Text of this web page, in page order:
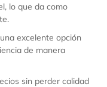
lo que da como
excelente opción
de manera
sin perder calidad